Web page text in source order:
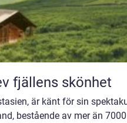
fjällens skönhet
är känt för sin
bestående av mer än